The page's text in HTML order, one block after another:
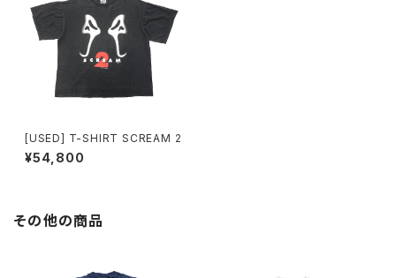
[USED] T-SHIRT SCREAM 2
¥54,800
その他の商品